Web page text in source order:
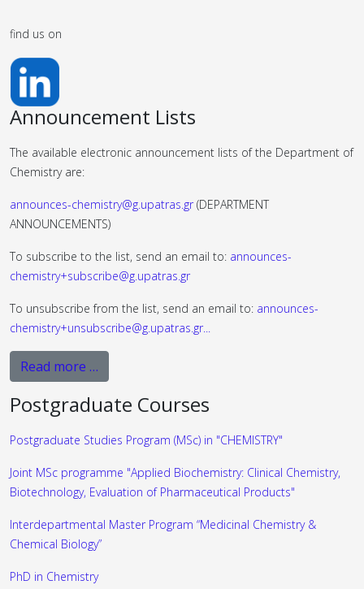
find us on
Announcement Lists
The available electronic announcement lists of the Department of
Chemistry are:
announces-chemistry@g.upatras.gr (DEPARTMENT
ANNOUNCEMENTS)
To subscribe to the list, send an email to: announces-
chemistry+subscribe@g.upatras.gr
To unsubscribe from the list, send an email to: announces-
chemistry+unsubscribe@g.upatras.gr...
Read more …
Postgraduate Courses
Postgraduate Studies Program (MSc) in "CHEMISTRY"
Joint MSc programme "Applied Biochemistry: Clinical Chemistry,
Biotechnology, Evaluation of Pharmaceutical Products"
Interdepartmental Master Program “Medicinal Chemistry &
Chemical Biology”
PhD in Chemistry